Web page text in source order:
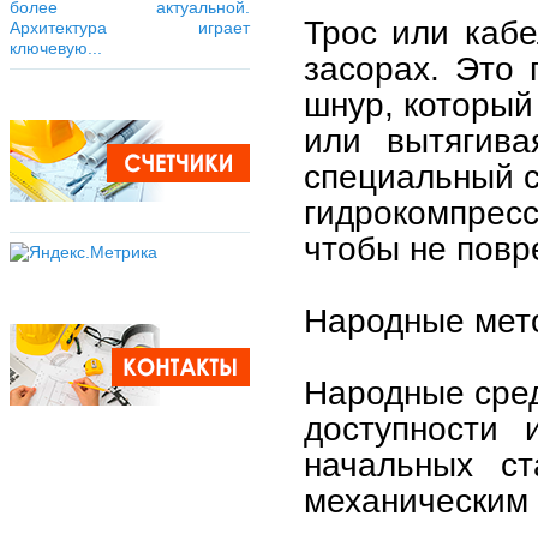
более актуальной.
Архитектура играет
ключевую...
Трос или
засорах. Это
шнур,
или
специальный
чтобы не
Народные
Народные
начальных